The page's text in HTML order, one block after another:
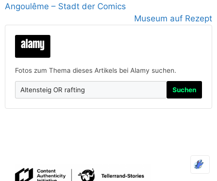
Angoulême – Stadt der Comics
Museum auf Rezept
Fotos zum Thema dieses Artikels bei Alamy suchen.
Suchen